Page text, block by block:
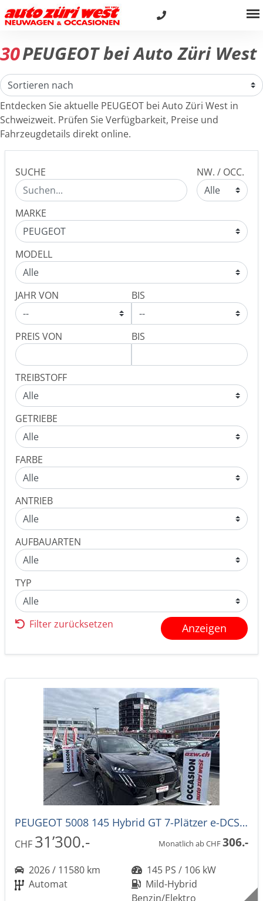
30PEUGEOT bei Auto Züri West
Entdecken Sie aktuelle PEUGEOT bei Auto Züri West in
Schweizweit. Prüfen Sie Verfügbarkeit, Preise und
Fahrzeugdetails direkt online.
SUCHE NW. / OCC.
MARKE
MODELL
JAHR VON BIS
PREIS VON BIS
TREIBSTOFF
GETRIEBE
FARBE
ANTRIEB
AUFBAUARTEN
TYP
Filter zurücksetzen Anzeigen
PEUGEOT 5008 145 Hybrid GT 7-Plätzer e-DCS-Automat
CHF 31’300.- Monatlich ab CHF306.-
2026 / 11580 km
145 PS / 106 kW
Automat
Mild-Hybrid
Benzin/Elektro